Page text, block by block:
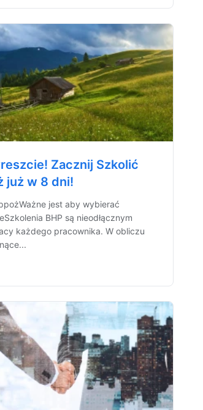
Zacznij Szkolić
już w 8 dni!
jest aby wybierać
BHP są nieodłącznym
każdego pracownika. W obliczu